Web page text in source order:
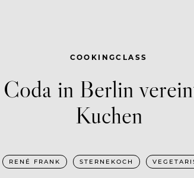
COOKINGCLASS
in Berlin
Kuchen
RENÉ FRANK STERNEKOCH